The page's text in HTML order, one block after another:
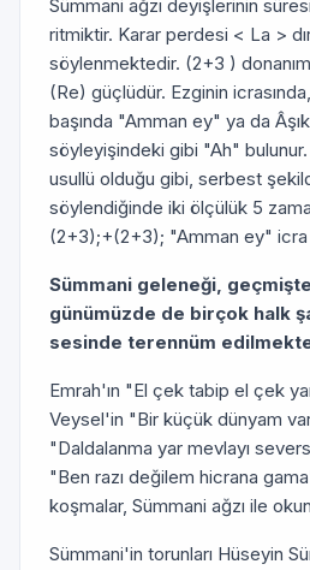
Sümmani ağzı deyişlerinin
ritmiktir. Karar perdesi < La >
söylenmektedir. (2+3 )
(Re) güçlüdür. Ezginin
başında "Amman ey" ya da
söyleyişindeki gibi "Ah"
usullü olduğu gibi, serbest
söylendiğinde iki ölçülük 5
(2+3);+(2+3); "Amman ey" icra
Sümmani geleneği,
günümüzde de birçok halk
sesinde terennüm
Emrah'ın "El çek tabip el çek
Veysel'in "Bir küçük dünyam
"Daldalanma yar mevlayı
"Ben razı değilem hicrana
koşmalar, Sümmani ağzı ile
Sümmani'in torunları Hüseyin